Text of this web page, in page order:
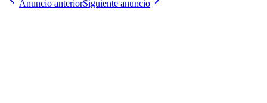
Anuncio anteriorSiguiente anuncio